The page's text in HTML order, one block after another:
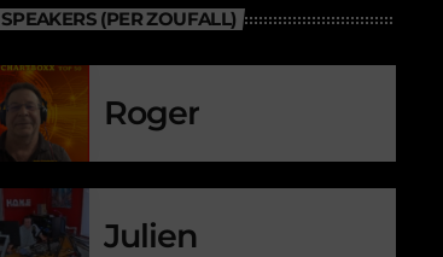
SPEAKERS (PER ZOUFALL)
Roger
Julien